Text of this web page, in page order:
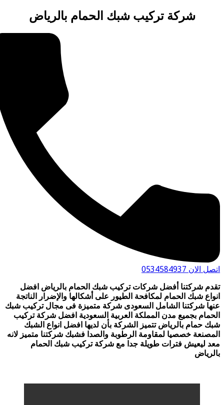
شركة تركيب شبك الحمام بالرياض
الان 0534584937
شركتنا أفضل شركات تركيب شبك الحمام بالرياض افضل
شبك الحمام لمكافحة الطيور على أشكالها والإضرار الناتجة
شركتنا الشامل السعودى شركة متميزة فى مجال تركيب شبك
بجميع مدن المملكة العربية السعودية افضل شركة تركيب
حمام بالرياض تتميز الشركة بأن لديها افضل انواع الشبك
خصصيا لمقاومة الرطوبة والصدا فشبك شركتنا متميز لانه
ليعيش فترات طويلة جدا مع شركة تركيب شبك الحمام